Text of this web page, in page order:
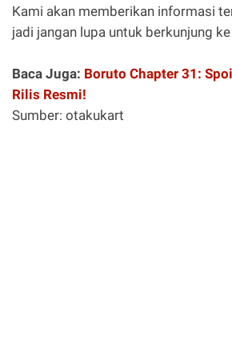
Kami akan memberikan informasi
jadi jangan lupa untuk berkunjung
Baca Juga: Boruto Chapter 31:
Rilis Resmi!
Sumber: otakukart